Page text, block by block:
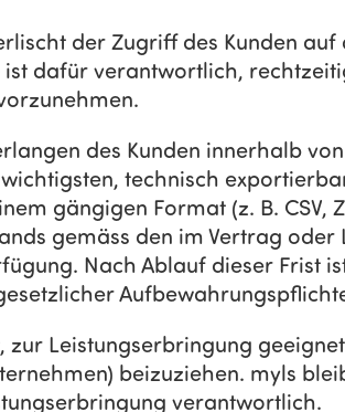
der Zugriff des Kunden
ist dafür verantwortlich,
des Kunden innerhalb
technisch
gängigen Format (z. B. CSV,
gemäss den im Vertrag
Nach Ablauf dieser Frist
zur Leistungserbringung
beizuziehen. myls
verantwortlich.